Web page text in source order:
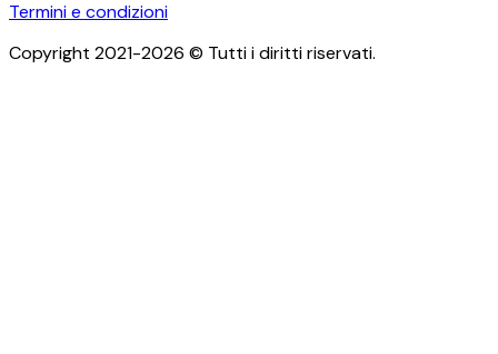
Termini e condizioni
Copyright 2021-2026 © Tutti i diritti riservati.